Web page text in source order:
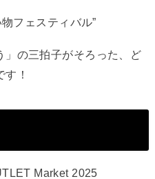
フェスティバル”
」の三拍子がそろった、ど
！
Market 2025